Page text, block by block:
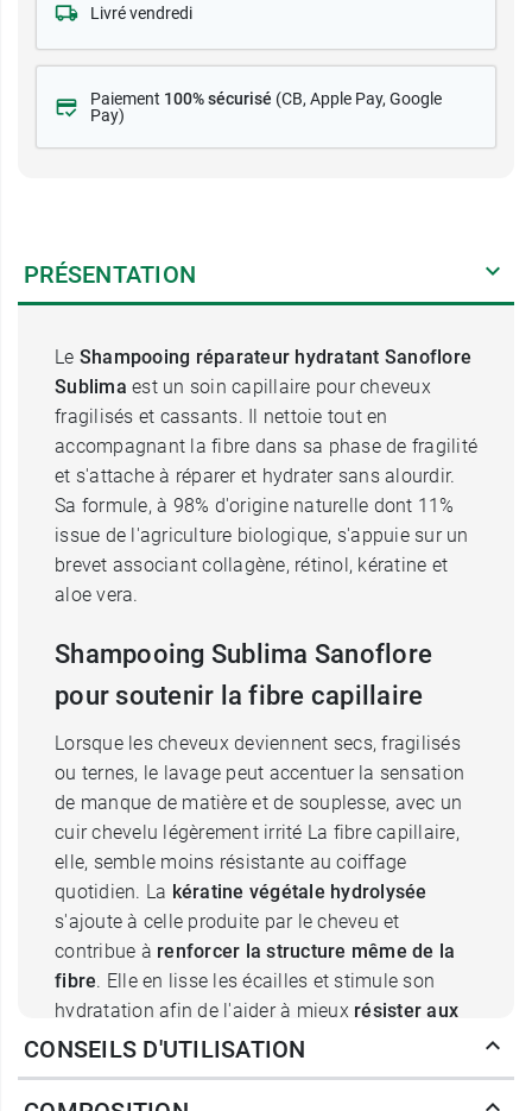
Livré vendredi
Paiement 100% sécurisé (CB, Apple Pay, Google
Pay)
PRÉSENTATION
Le Shampooing réparateur hydratant Sanoflore
Sublima est un soin capillaire pour cheveux
fragilisés et cassants. Il nettoie tout en
accompagnant la fibre dans sa phase de fragilité
et s'attache à réparer et hydrater sans alourdir.
Sa formule, à 98% d'origine naturelle dont 11%
issue de l'agriculture biologique, s'appuie sur un
brevet associant collagène, rétinol, kératine et
aloe vera.
Shampooing Sublima Sanoflore
pour soutenir la fibre capillaire
Lorsque les cheveux deviennent secs, fragilisés
ou ternes, le lavage peut accentuer la sensation
de manque de matière et de souplesse, avec un
cuir chevelu légèrement irrité La fibre capillaire,
elle, semble moins résistante au coiffage
quotidien. La kératine végétale hydrolysée
s'ajoute à celle produite par le cheveu et
contribue à renforcer la structure même de la
fibre. Elle en lisse les écailles et stimule son
hydratation afin de l'aider à mieux résister aux
agressions mécaniques du coiffage
des nutriments essentiels à la tenue de la fibre et
CONSEILS D'UTILISATION